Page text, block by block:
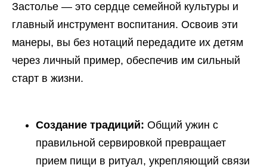
Застолье — это сердце семейной культуры и
главный инструмент воспитания. Освоив эти
манеры, вы без нотаций передадите их детям
через личный пример, обеспечив им сильный
старт в жизни.
Создание традиций: Общий ужин с
правильной сервировкой превращает
прием пищи в ритуал, укрепляющий связи